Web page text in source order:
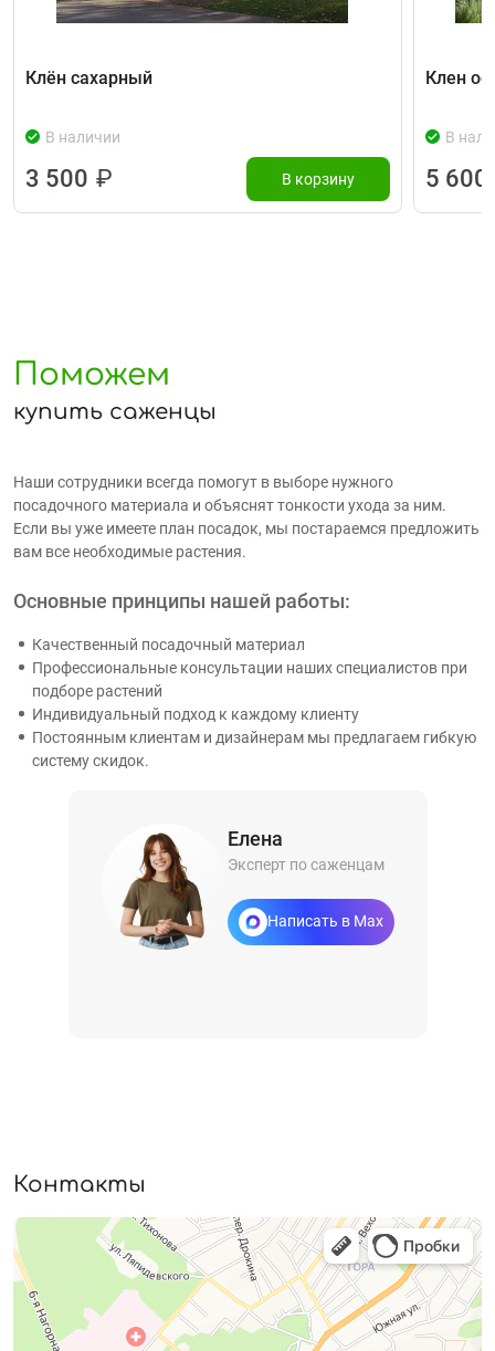
Клён сахарный
В наличии
3 500 ₽ В корзину
Клен
В
5 600
Поможем
купить саженцы
Наши сотрудники всегда помогут в выборе нужного
посадочного материала и объяснят тонкости ухода за ним.
Если вы уже имеете план посадок, мы постараемся предложить
вам все необходимые растения.
Основные принципы нашей работы:
Качественный посадочный материал
Профессиональные консультации наших специалистов при
подборе растений
Индивидуальный подход к каждому клиенту
Постоянным клиентам и дизайнерам мы предлагаем гибкую
систему скидок.
Елена
Эксперт по саженцам
Написать в Max
Контакты